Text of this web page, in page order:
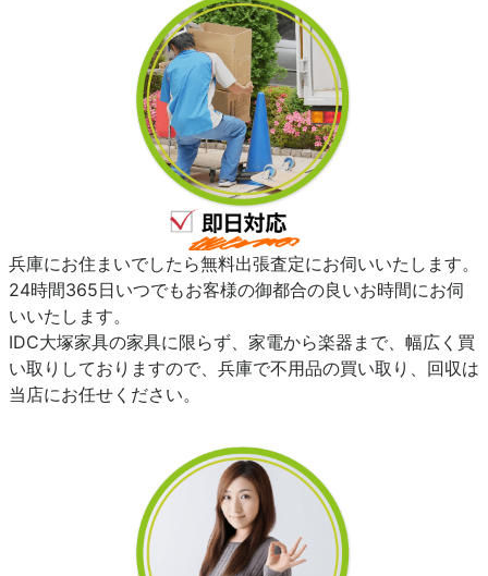
兵庫にお住まいでしたら無料出張査定にお伺いいたします。
24時間365日いつでもお客様の御都合の良いお時間にお伺
いいたします。
IDC大塚家具の家具に限らず、家電から楽器まで、幅広く買
い取りしておりますので、兵庫で不用品の買い取り、回収は
当店にお任せください。